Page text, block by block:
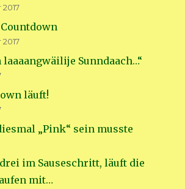
laaaangwäilije Sunndaach…“
läuft!
„Pink“ sein musste
im Sauseschritt, läuft die
mit…